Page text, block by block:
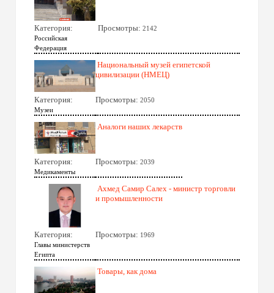
Категория:
Российская
Федерация
Просмотры: 2142
Национальный музей египетской
цивилизации (НМЕЦ)
Категория:
Музеи
Просмотры: 2050
Аналоги наших лекарств
Категория:
Медикаменты
Просмотры: 2039
Ахмед Самир Салех - министр торговли
и промышленности
Категория:
Главы министерств
Египта
Просмотры: 1969
Товары, как дома